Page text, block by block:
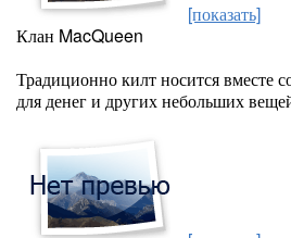
[показать]
Клан MacQueen
Традиционно килт носится вместе
для денег и других небольших